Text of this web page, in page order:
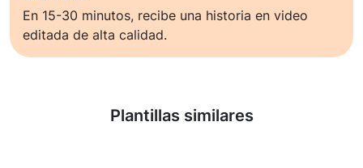
En 15-30 minutos, recibe una historia en video
editada de alta calidad.
Plantillas similares
Saber más